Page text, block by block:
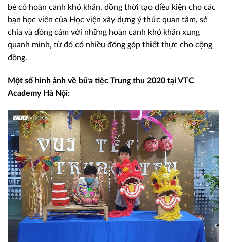
bé có hoàn cảnh khó khăn, đồng thời tạo điều kiện cho các
bạn học viên của Học viện xây dựng ý thức quan tâm, sẻ
chia và đồng cảm với những hoàn cảnh khó khăn xung
quanh mình, từ đó có nhiều đóng góp thiết thực cho cộng
đồng.
Một số hình ảnh về bữa tiệc Trung thu 2020 tại VTC
Academy Hà Nội: